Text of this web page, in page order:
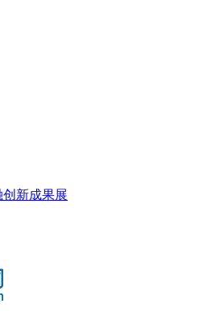
新成果展